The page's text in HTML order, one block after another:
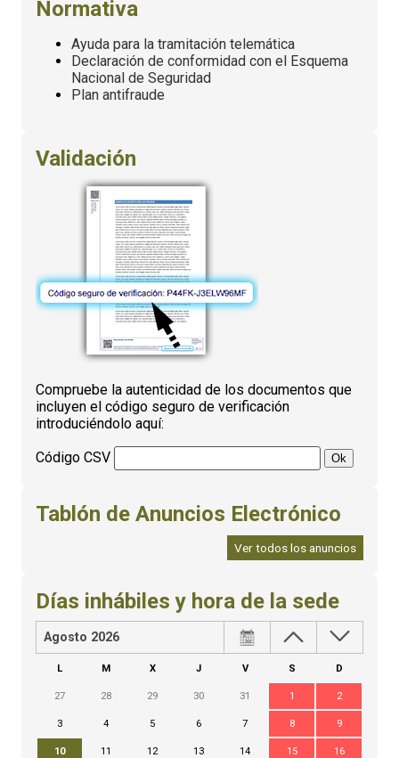
Normativa
Ayuda para la tramitación telemática
Declaración de conformidad con el Esquema
Nacional de Seguridad
Plan antifraude
Validación
Compruebe la autenticidad de los documentos que
incluyen el código seguro de verificación
introduciéndolo aquí:
Código CSV
Tablón de Anuncios Electrónico
Ver todos los anuncios
Días inhábiles y hora de la sede
Agosto 2026
L M X J V S D
27 28 29 30 31 1 2
3 4 5 6 7 8 9
10 11 12 13 14 15 16